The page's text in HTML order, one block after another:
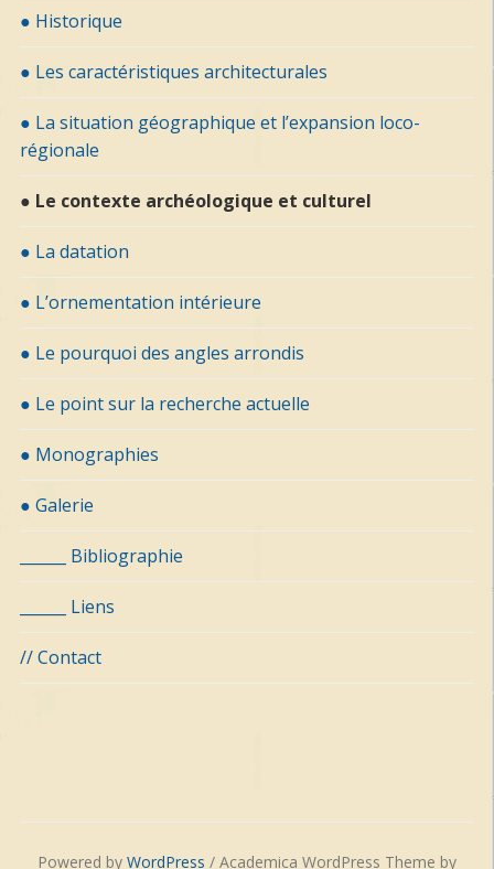
● Historique
● Les caractéristiques architecturales
● La situation géographique et l’expansion loco-
régionale
● Le contexte archéologique et culturel
● La datation
● L’ornementation intérieure
● Le pourquoi des angles arrondis
● Le point sur la recherche actuelle
● Monographies
● Galerie
______ Bibliographie
______ Liens
// Contact
Powered by WordPress / Academica WordPress Theme by